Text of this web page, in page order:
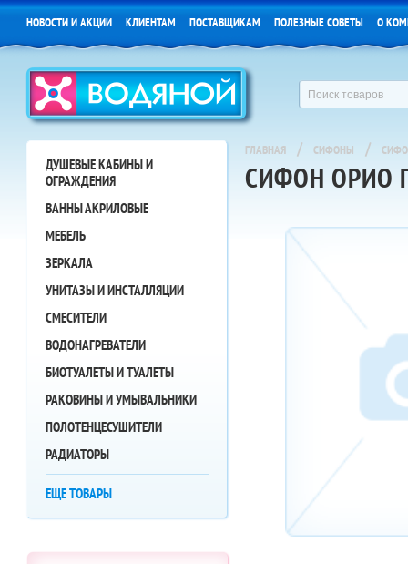
НОВОСТИ И АКЦИИ КЛИЕНТАМ ПОСТАВЩИКАМ ПОЛЕЗНЫЕ СОВЕТЫ О
ДУШЕВЫЕ КАБИНЫ И
ОГРАЖДЕНИЯ
ВАННЫ АКРИЛОВЫЕ
МЕБЕЛЬ
ЗЕРКАЛА
УНИТАЗЫ И ИНСТАЛЛЯЦИИ
СМЕСИТЕЛИ
ВОДОНАГРЕВАТЕЛИ
БИОТУАЛЕТЫ И ТУАЛЕТЫ
РАКОВИНЫ И УМЫВАЛЬНИКИ
ПОЛОТЕНЦЕСУШИТЕЛИ
РАДИАТОРЫ
ЕЩЕ ТОВАРЫ
ГЛАВНАЯ / СИФОНЫ /
СИФОН ОРИО